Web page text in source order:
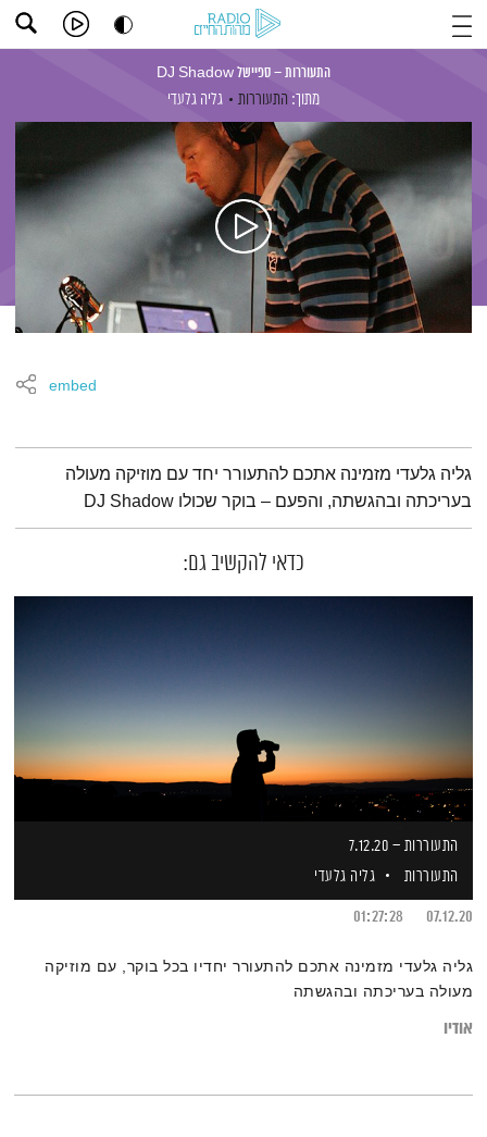
התעוררות – ספיישל DJ Shadow
מתוך: התעוררות גליה גלעדי
embed
תמצית הפודקאסט
גליה גלעדי מזמינה אתכם להתעורר יחד עם מוזיקה מעולה
בעריכתה ובהגשתה, והפעם – בוקר שכולו DJ Shadow
כדאי להקשיב גם:
התעוררות – 7.12.20
התעוררות
גליה גלעדי
07.12.20
01:27:28
גליה גלעדי מזמינה אתכם להתעורר יחדיו בכל בוקר, עם מוזיקה
מעולה בעריכתה ובהגשתה
אודיו